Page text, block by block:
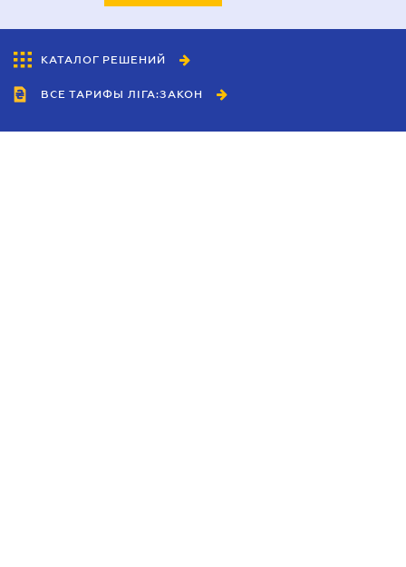
КАТАЛОГ РЕШЕНИЙ
ВСЕ ТАРИФЫ ЛІГА:ЗАКОН